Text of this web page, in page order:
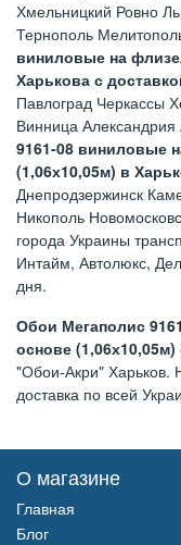
Хмельницкий Ровно
Тернополь
виниловые на
Харькова с
Павлоград Черкассы
Винница Александрия
9161-08 виниловые
(1,06х10,05м) в
Днепродзержинск
Никополь
города Украины
Интайм, Автолюкс,
дня.
Обои Мегаполис
основе (1,06х10,05м)
"Обои-Акри" Харьков.
доставка по всей
О магазине
Главная
Блог